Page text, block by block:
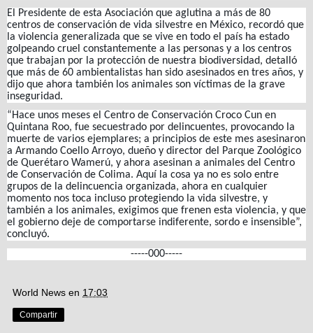
El Presidente de esta Asociación que aglutina a más de 80
centros de conservación de vida silvestre en México, recordó que
la violencia generalizada que se vive en todo el país ha estado
golpeando cruel constantemente a las personas y a los centros
que trabajan por la protección de nuestra biodiversidad, detalló
que más de 60 ambientalistas han sido asesinados en tres años, y
dijo que ahora también los animales son víctimas de la grave
inseguridad.
“Hace unos meses el Centro de Conservación Croco Cun en
Quintana Roo, fue secuestrado por delincuentes, provocando la
muerte de varios ejemplares; a principios de este mes asesinaron
a Armando Coello Arroyo, dueño y director del Parque Zoológico
de Querétaro Wamerú, y ahora asesinan a animales del Centro
de Conservación de Colima. Aquí la cosa ya no es solo entre
grupos de la delincuencia organizada, ahora en cualquier
momento nos toca incluso protegiendo la vida silvestre, y
también a los animales, exigimos que frenen esta violencia, y que
el gobierno deje de comportarse indiferente, sordo e insensible”,
concluyó.
-----000-----
World News en 17:03
Compartir